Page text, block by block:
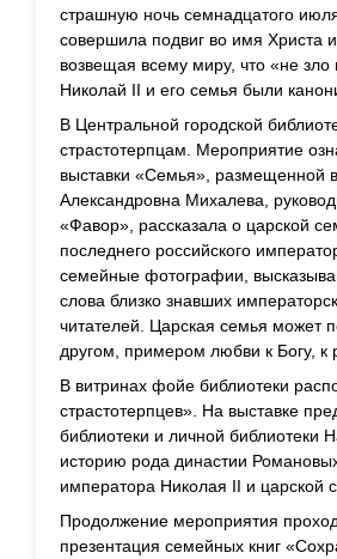
страшную ночь семнадцатого
совершила подвиг во имя Христа
возвещая всему миру, что «не
Николай II и его семья были
В Центральной городской
страстотерпцам. Мероприятие
выставки «Семья», размещенной
Александровна Михалева,
«Фавор», рассказала о царской
последнего российского
семейные фотографии,
слова близко знавших
читателей. Царская семья может
другом, примером любви к Богу, к
В витринах фойе библиотеки
страстотерпцев». На выставке
библиотеки и личной
историю рода династии
императора Николая II и царской
Продолжение мероприятия
презентация семейных книг